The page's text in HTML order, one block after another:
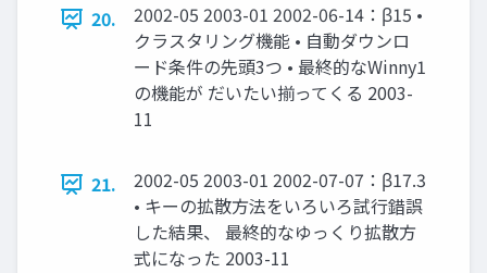
20.
2002-05 2003-01 2002-06-14：β15 •
クラスタリング機能 • 自動ダウンロ
ード条件の先頭3つ • 最終的なWinny1
の機能が だいたい揃ってくる 2003-
11
21.
2002-05 2003-01 2002-07-07：β17.3
• キーの拡散方法をいろいろ試行錯誤
した結果、 最終的なゆっくり拡散方
式になった 2003-11